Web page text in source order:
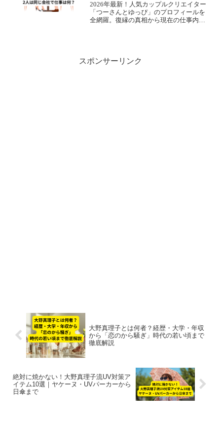
2026年最新！人気カップルクリエイター
「つーさんとゆっぴ」のプロフィールを
全網羅。復縁の真相から現在の仕事内
スポンサーリンク
大野真理子とは何者？経歴・大学・年収
から「恋のから騒ぎ」時代の若い頃まで
徹底解説
絶対に焼かない！大野真理子流UV対策ア
イテム10選｜ヤケーヌ・UVパーカーから
日傘まで